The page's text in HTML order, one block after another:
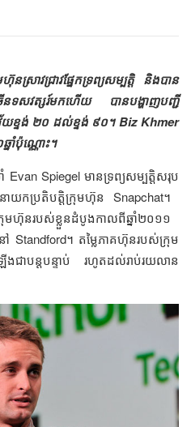
ាវជ្រាវ​​​​ផ្នែក​ទ្រព្យ​សម្បត្តិ​​ ​និង​បាន​
ើន​ទសវត្សរ៍​​មក​ហើយ​​ ​បាន​បង្ហាញ​បញ្ជី​
យ​ខ្ទង់​ ២០​ ដល់​ខ្ទង់​ ៩០។ ​Biz Khmer
ាំ​ប៉ុណ្ណោះ។
Evan Spiegel ​មាន​ទ្រព្យ​សម្បត្តិ​​​សរុប​
ាយក​ប្រតិបត្តិ​ក្រុមហ៊ុន​ Snapchat។
ក្រុមហ៊ុន​របស់​ខ្លួន​ដំបូង​​កាល​ពី​​ឆ្នាំ​​២០១១​​
Standford។ ​តម្លៃ​ភាគហ៊ុន​របស់​ក្រុម
ា​បន្ត​បន្ទាប់​​​​ រហូត​ដល់​រាប់​រយ​លាន​